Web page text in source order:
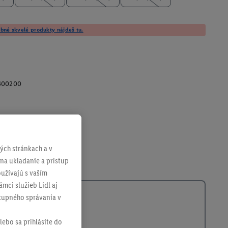
skvelé produkty nájdeš tu.
stránkach a v
ukladanie a prístup
s vaším
služieb Lidl aj
správania v
sa prihlásite do